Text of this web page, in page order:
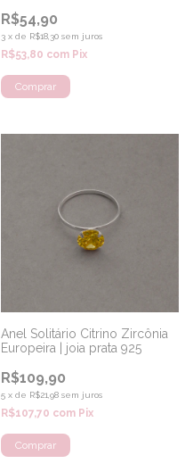
R$54,90
3 x de R$18,30 sem juros
R$53,80 com Pix
Anel Solitário Citrino Zircônia
Europeira | joia prata 925
R$109,90
5 x de R$21,98 sem juros
R$107,70 com Pix
Comprar